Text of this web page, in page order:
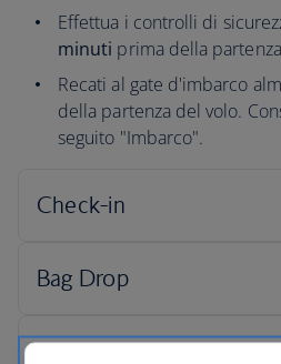
Effettua i controlli di
minuti prima della
Recati al gate d'imbarco
della partenza del volo.
seguito "Imbarco".